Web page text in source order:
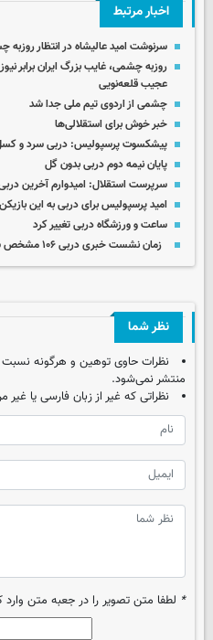
اخبار مرتبط
سرنوشت امید عالیشاه در انتظار روزبه
روزبه چشمی، غایب بزرگ ایران برابر
عجیب قلعه‌نویی
چشمی از اردوی تیم ملی جدا شد
خبر خوش برای استقلالی‌ها
پیشکسوت پرسپولیس: دربی سرد و
پایان نیمه دوم دربی بدون گل
سرپرست استقلال: امیدوارم آخرین
امید پرسپولیس برای دربی به این
ساعت و ورزشگاه دربی تغییر کرد
زمان نشست خبری دربی ۱۰۶ مشخص شد
نظر شما
نظرات حاوی توهین و هرگونه
منتشر نمی‌شود.
نظراتی که غیر از زبان فارسی یا
* لطفا متن تصویر را در جعبه متن وارد